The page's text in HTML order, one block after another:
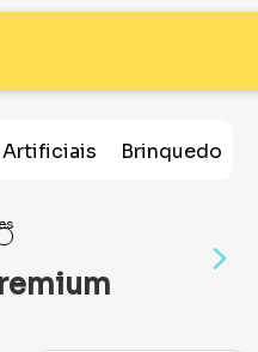
Artificiais Brinquedos